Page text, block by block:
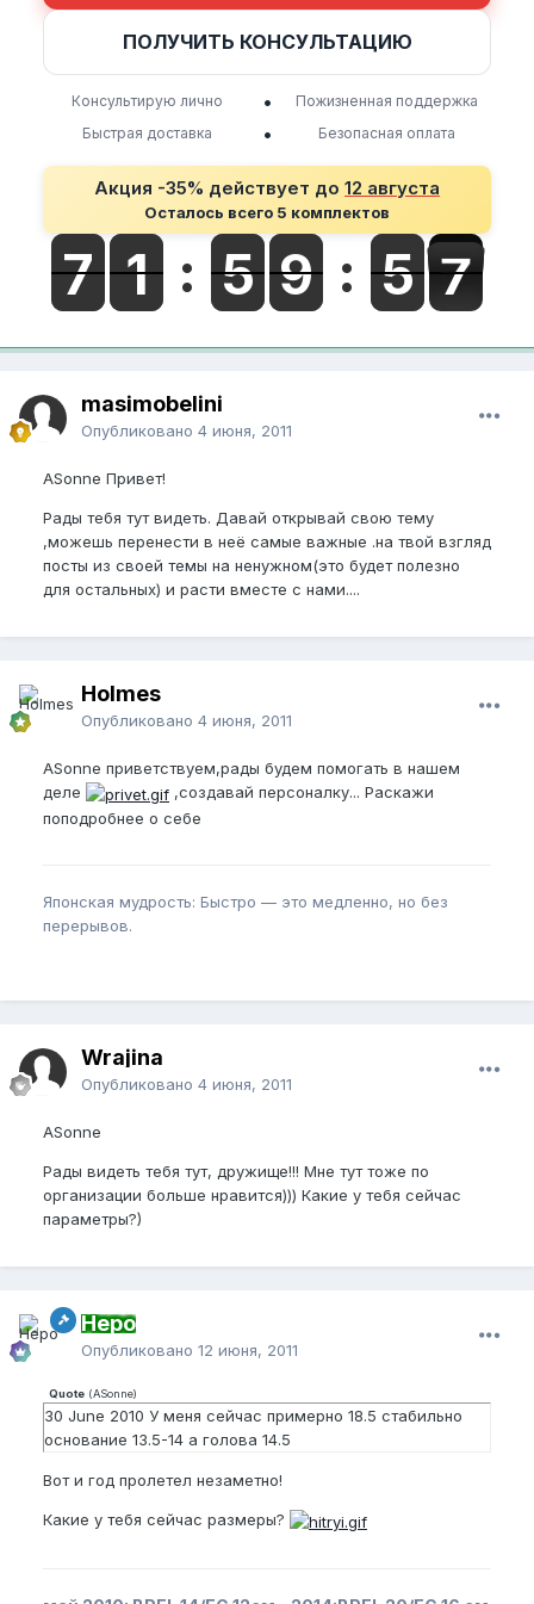
ПОЛУЧИТЬ КОНСУЛЬТАЦИЮ
Консультирую лично •
Пожизненная поддержка
Быстрая доставка
• Безопасная оплата
Акция -35% действует до 12 августа
Осталось всего 5 комплектов
masimobelini
Опубликовано 4 июня, 2011
ASonne Привет!
Рады тебя тут видеть. Давай открывай свою тему
,можешь перенести в неё самые важные .на твой взгляд
посты из своей темы на ненужном(это будет полезно
для остальных) и расти вместе с нами....
Holmes
Опубликовано 4 июня, 2011
ASonne приветствуем,рады будем помогать в нашем
деле
,создавай персоналку... Раскажи
поподробнее о себе
Японская мудрость: Быстро — это медленно, но без
перерывов.
Wrajina
Опубликовано 4 июня, 2011
ASonne
Рады видеть тебя тут, дружище!!! Мне тут тоже по
организации больше нравится))) Какие у тебя сейчас
параметры?)
Неро
Опубликовано 12 июня, 2011
Quote (ASonne)
30 June 2010 У меня сейчас примерно 18.5 стабильно
основание 13.5-14 а голова 14.5
Вот и год пролетел незаметно!
Какие у тебя сейчас размеры?